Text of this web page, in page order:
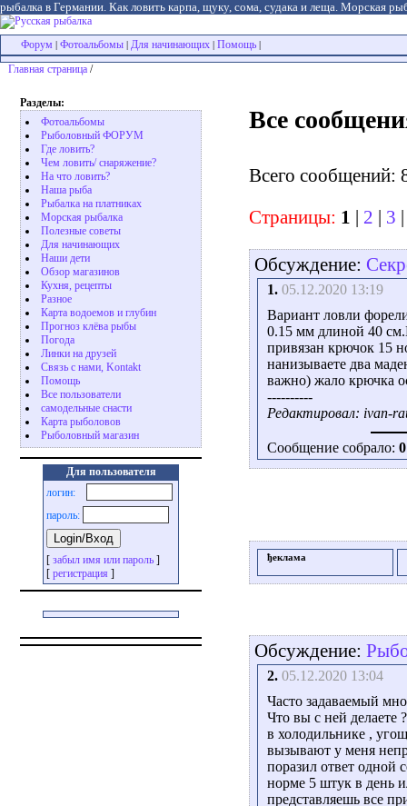
рыбалка в Германии. Как ловить карпа, щуку, сома, судака и леща. Морская
Форум Фотоальбомы Для начинающих Помощь
Главная страница /
Разделы:
Фотоальбомы
Рыболовный ФОРУМ
Где ловить?
Чем ловить/ снаряжение?
На что ловить?
Наша рыба
Рыбалка на платниках
Морская рыбалка
Полезные советы
Для начинающих
Наши дети
Обзор магазинов
Кухня, рецепты
Разное
Карта водоемов и глубин
Прогноз клёва рыбы
Погода
Линки на друзей
Связь с нами, Kontakt
Помощь
Все пользователи
самодельные снасти
Карта рыболовов
Рыболовный магазин
Для пользователя
логин:
пароль:
[ забыл имя или пароль ]
[ регистрация ]
Все
Всего сообщений:
Страницы: 1 2 3
Обсуждение:
1. 05.12.2020 13:19
Вариант ловли
0.15 мм длиной 40
привязан крючок 15
нанизываете два
важно) жало крючка
----------
Редактировал: ivan-
Сообщение собрало: 0
ђеклама
Обсуждение:
2. 05.12.2020 13:04
Часто задаваемый
Что вы с ней
в холодильнике ,
вызывают у меня
поразил ответ
норме 5 штук в день
представляешь все